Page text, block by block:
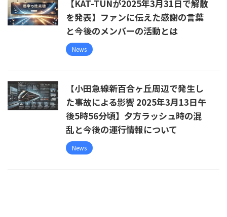
【KAT-TUNが2025年3月31日で解散
を発表】ファンに伝えた感謝の言葉
と今後のメンバーの活動とは
News
【小田急線新百合ヶ丘周辺で発生し
た事故による影響 2025年3月13日午
後5時56分頃】夕方ラッシュ時の混
乱と今後の運行情報について
News